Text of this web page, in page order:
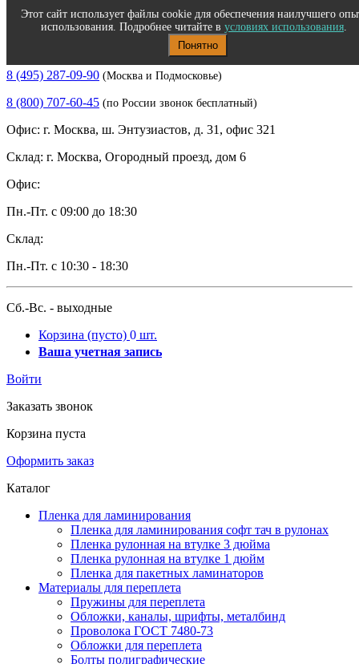
Полиграфическое и офисное оборудование
8 (495) 287-09-90 (Москва и Подмосковье)
8 (800) 707-60-45 (по России звонок бесплатный)
Офис: г. Москва, ш. Энтузиастов, д. 31, офис 321
Склад: г. Москва, Огородный проезд, дом 6
Офис:
Пн.-Пт. с 09:00 до 18:30
Склад:
Пн.-Пт. с 10:30 - 18:30
Сб.-Вс. - выходные
Корзина (пусто) 0 шт.
Ваша учетная запись
Войти
Заказать звонок
Корзина пуста
Оформить заказ
Каталог
Пленка для ламинирования
Пленка для ламинирования софт тач в рулонах
Пленка рулонная на втулке 3 дюйма
Пленка рулонная на втулке 1 дюйм
Пленка для пакетных ламинаторов
Материалы для переплета
Пружины для переплета
Обложки, каналы, шрифты, металбинд
Проволока ГОСТ 7480-73
Обложки для переплета
Болты полиграфические
Этот сайт использует файлы cookie для обеспечения наилучшего
использования. Подробнее читайте в условиях использования.
Понятно